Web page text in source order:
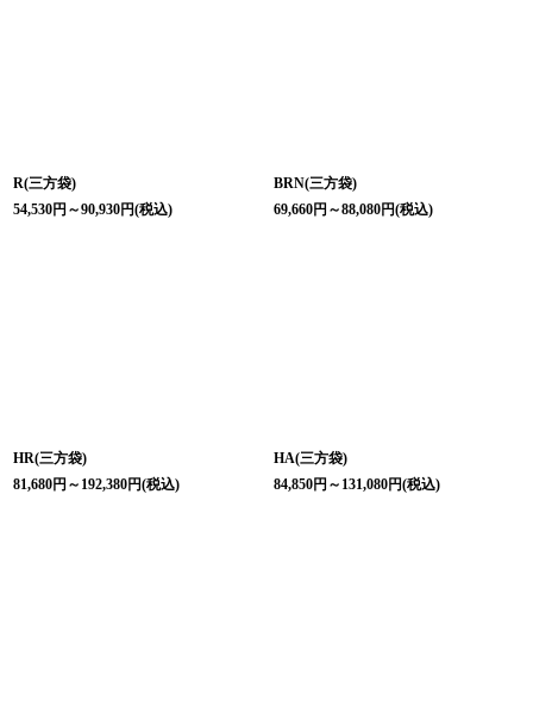
R(三方袋)
54,530円 ～90,930円(税込)
BRN(三方袋)
69,660円 ～88,080円(税込)
HR(三方袋)
81,680円 ～192,380円(税込)
HA(三方袋)
84,850円 ～131,080円(税込)